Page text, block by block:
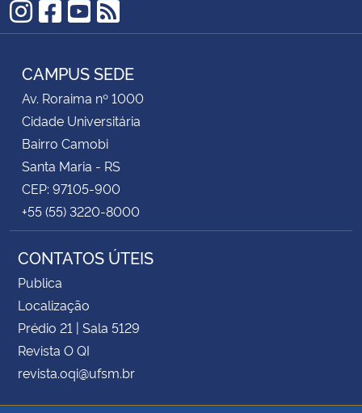
Instagram
Facebook
YouTube
RSS
CAMPUS SEDE
Av. Roraima nº 1000
Cidade Universitária
Bairro Camobi
Santa Maria - RS
CEP: 97105-900
+55 (55) 3220-8000
CONTATOS ÚTEIS
Publica
Localização
Prédio 21 | Sala 5129
Revista O QI
revista.oqi@ufsm.br